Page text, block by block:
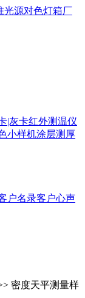
|灰卡红外测温仪
小样机涂层测厚
户名录客户心声
密度天平测量样